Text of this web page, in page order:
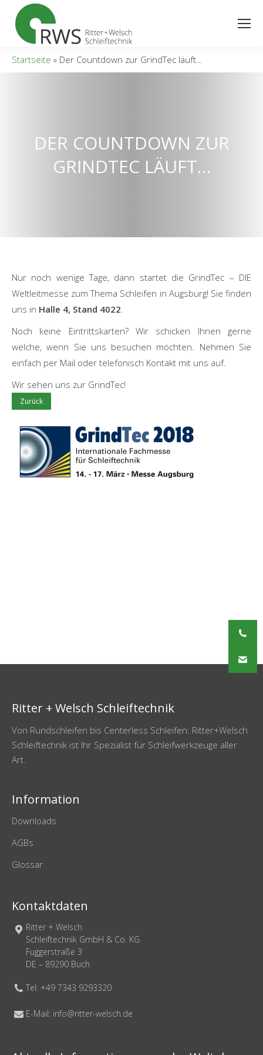
Search:
Startseite » Der Countdown zur GrindTec läuft…
DER COUNTDOWN ZUR
GRINDTEC LÄUFT…
Nur noch wenige Tage, dann startet die GrindTec – DIE
Weltleitmesse zum Thema Schleifen in Augsburg! Sie finden
uns in Halle 4, Stand 4022.
Noch keine Eintrittskarten? Wir schicken Ihnen gerne
welche, wenn Sie uns besuchen möchten. Nehmen Sie
einfach per Mail oder telefonisch Kontakt mit uns auf.
Wir sehen uns zur GrindTec!
Zurück
Ritter + Welsch Schleiftechnik
Von Rundschleifen bis Centerless Schleifen: Ritter+Welsch
Schleiftechnik ist Ihr Spezialist für Schleifwerkzeuge aller
Art.
Information
Downloads
AGBs
Glossar
Kontaktdaten
Ritter + Welsch
Schleiftechnik GmbH & Co. KG
Fuggerstraße 3
DE – 89290 Buch
Tel: +49 7343 9293320
E-Mail: info@ritter-welsch.de